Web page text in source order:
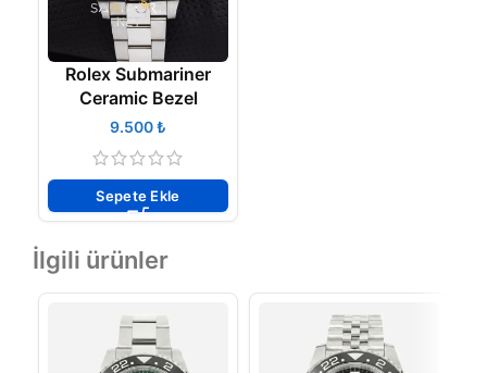
Rolex Submariner
Ceramic Bezel
₺
Sepete Ekle
İlgili ürünler